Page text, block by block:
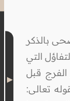
بالذكر
التي
الفرج قبل
تعالى: